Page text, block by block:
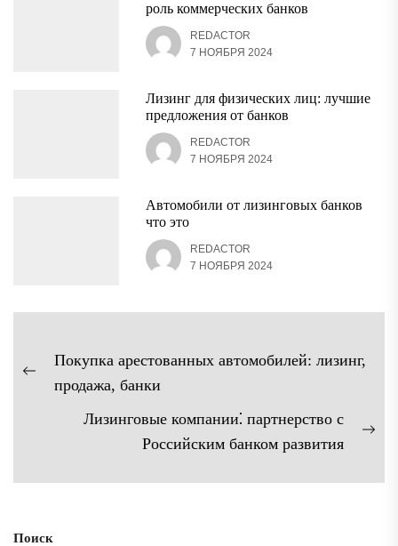
роль коммерческих банков
REDACTOR
7 НОЯБРЯ 2024
Лизинг для физических лиц: лучшие
предложения от банков
REDACTOR
7 НОЯБРЯ 2024
Автомобили от лизинговых банков
что это
REDACTOR
7 НОЯБРЯ 2024
Навигация
по
записям
Предыдущая
Покупка арестованных автомобилей: лизинг,
продажа, банки
Лизинговые компании⁚ партнерство с
Российским банком развития
Поиск